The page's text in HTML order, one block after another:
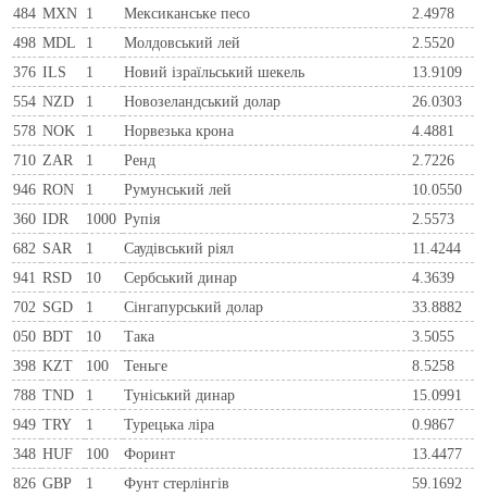
484 MXN 1 Мексиканське песо
2.4978
498 MDL 1 Молдовський лей
2.5520
376 ILS 1 Новий ізраїльський шекель
13.9109
554 NZD 1 Новозеландський долар
26.0303
578 NOK 1 Норвезька крона
4.4881
710 ZAR 1 Ренд
2.7226
946 RON 1 Румунський лей
10.0550
360 IDR 1000 Рупія
2.5573
682 SAR 1 Саудівський ріял
11.4244
941 RSD 10 Сербський динар
4.3639
702 SGD 1 Сінгапурський долар
33.8882
050 BDT 10 Така
3.5055
398 KZT 100 Теньге
8.5258
788 TND 1 Туніський динар
15.0991
949 TRY 1 Турецька ліра
0.9867
348 HUF 100 Форинт
13.4477
826 GBP 1 Фунт стерлінгів 59.1692